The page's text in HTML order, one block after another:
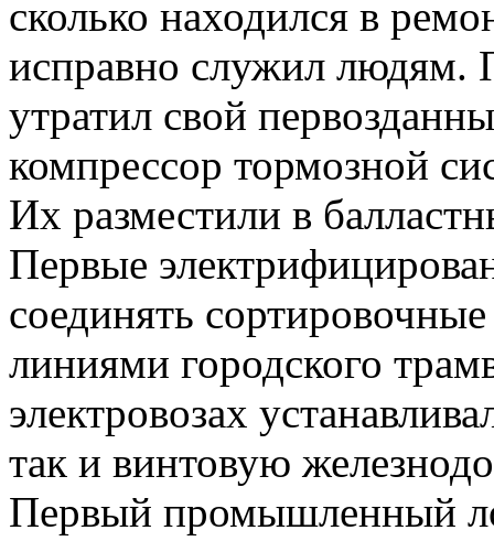
сколько находился в
исправно служил людям.
утратил свой
компрессор тормозной
Их разместили в
Первые
соединять
линиями городского
электровозах
так и винтовую
Первый промышленный